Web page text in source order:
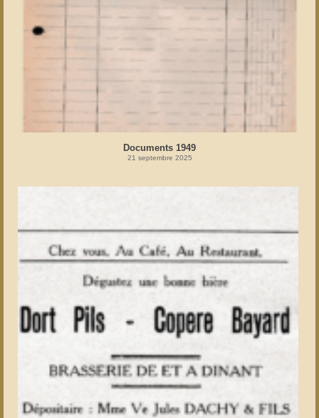
Documents 1949
21 septembre 2025